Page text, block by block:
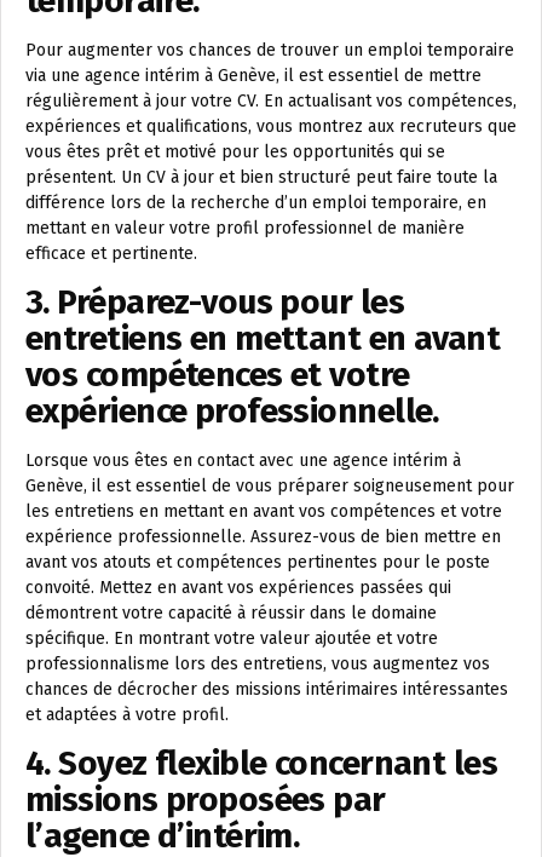
Pour augmenter vos chances de trouver un emploi temporaire
via une agence intérim à Genève, il est essentiel de mettre
régulièrement à jour votre CV. En actualisant vos compétences,
expériences et qualifications, vous montrez aux recruteurs que
vous êtes prêt et motivé pour les opportunités qui se
présentent. Un CV à jour et bien structuré peut faire toute la
différence lors de la recherche d’un emploi temporaire, en
mettant en valeur votre profil professionnel de manière
efficace et pertinente.
3. Préparez-vous pour les
entretiens en mettant en avant
vos compétences et votre
expérience professionnelle.
Lorsque vous êtes en contact avec une agence intérim à
Genève, il est essentiel de vous préparer soigneusement pour
les entretiens en mettant en avant vos compétences et votre
expérience professionnelle. Assurez-vous de bien mettre en
avant vos atouts et compétences pertinentes pour le poste
convoité. Mettez en avant vos expériences passées qui
démontrent votre capacité à réussir dans le domaine
spécifique. En montrant votre valeur ajoutée et votre
professionnalisme lors des entretiens, vous augmentez vos
chances de décrocher des missions intérimaires intéressantes
et adaptées à votre profil.
4. Soyez flexible concernant les
missions proposées par
l’agence d’intérim.